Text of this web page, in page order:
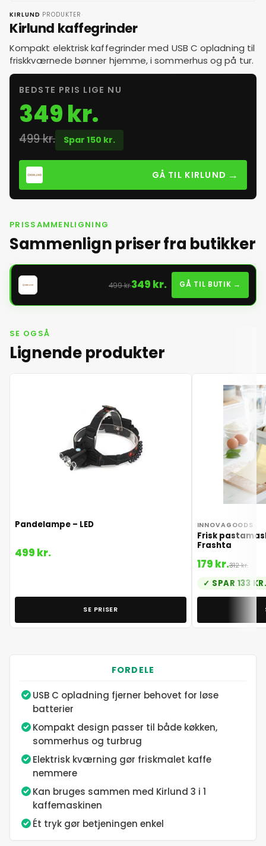
KIRLUND ·PRODUKTER ·
Kirlund kaffegrinder
Kompakt elektrisk kaffegrinder med USB C opladning til
friskkværnede bønner hjemme, i sommerhus og på tur.
BEDSTE PRIS LIGE NU
349 kr.
499 kr. Spar 150 kr.
GÅ TIL KIRLUND →
PRISSAMMENLIGNING
Sammenlign priser fra butikker
499 kr.349 kr. GÅ TIL BUTIK →
SE OGSÅ
Lignende produkter
Pandelampe – LED
499 kr.
SE PRISER
INNOVAGOODS
Frisk
Frashta
179 kr.312 kr.
SPAR 133
FORDELE
USB C opladning fjerner behovet for løse
batterier
Kompakt design passer til både køkken,
sommerhus og turbrug
Elektrisk kværning gør friskmalet kaffe
nemmere
Kan bruges sammen med Kirlund 3 i 1
kaffemaskinen
Ét tryk gør betjeningen enkel